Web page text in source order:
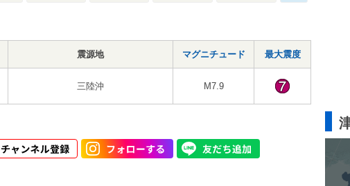
震源地 マグニチュード 最大震度
三陸沖 M7.9